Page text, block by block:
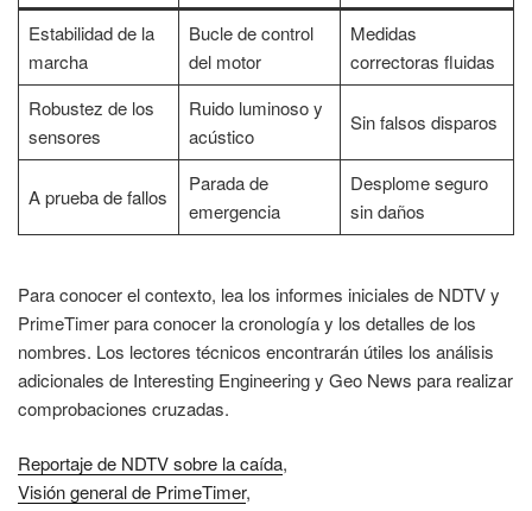
Estabilidad de la
marcha
Bucle de control
del motor
Medidas
correctoras fluidas
Robustez de los
sensores
Ruido luminoso y
acústico
Sin falsos disparos
A prueba de fallos
Parada de
emergencia
Desplome seguro
sin daños
Para conocer el contexto, lea los informes iniciales de NDTV y
PrimeTimer para conocer la cronología y los detalles de los
nombres. Los lectores técnicos encontrarán útiles los análisis
adicionales de Interesting Engineering y Geo News para realizar
comprobaciones cruzadas.
Reportaje de NDTV sobre la caída,
Visión general de PrimeTimer,